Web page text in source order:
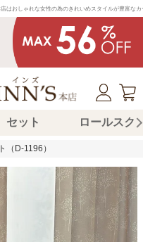
はおしゃれな女性の為のきれいめスタイルが豊富な
セット ロールスク
D-1196）